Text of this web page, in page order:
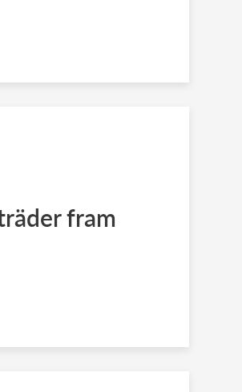
fram